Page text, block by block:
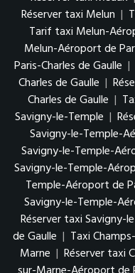
Réserver taxi Melun |
Tarif taxi Melun-
Melun-Aéroport de
Paris-Charles de Gaulle |
Charles de Gaulle |
Charles de Gaulle |
Savigny-le-Temple |
Savigny-le-Temple-
Savigny-le-Temple-
Savigny-le-Temple-
Temple-Aéroport de
Savigny-le-Temple-
Réserver taxi Savigny-
de Gaulle | Taxi
Marne | Réserver taxi